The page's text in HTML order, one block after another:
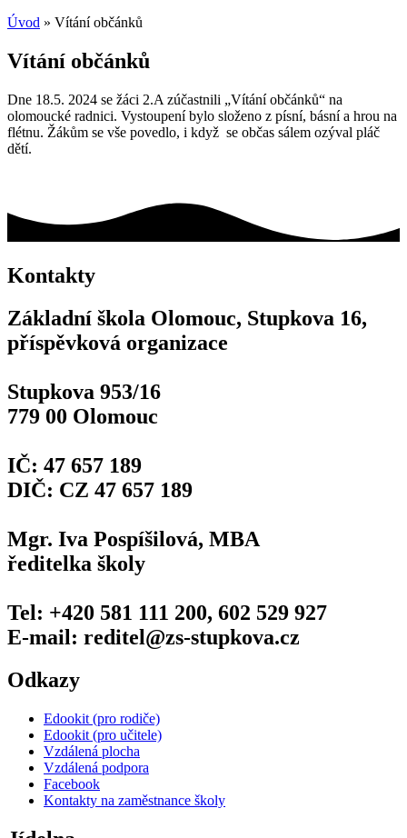
Úvod » Vítání občánků
Vítání občánků
Dne 18.5. 2024 se žáci 2.A zúčastnili „Vítání občánků“ na
olomoucké radnici. Vystoupení bylo složeno z písní, básní a hrou na
flétnu. Žákům se vše povedlo, i když se občas sálem ozýval pláč
dětí.
Kontakty
Základní škola Olomouc, Stupkova 16,
příspěvková organizace
Stupkova 953/16
779 00 Olomouc
IČ: 47 657 189
DIČ: CZ 47 657 189
Mgr. Iva Pospíšilová, MBA
ředitelka školy
Tel: +420 581 111 200, 602 529 927
E-mail: reditel@zs-stupkova.cz
Odkazy
Edookit (pro rodiče)
Edookit (pro učitele)
Vzdálená plocha
Vzdálená podpora
Facebook
Kontakty na zaměstnance školy